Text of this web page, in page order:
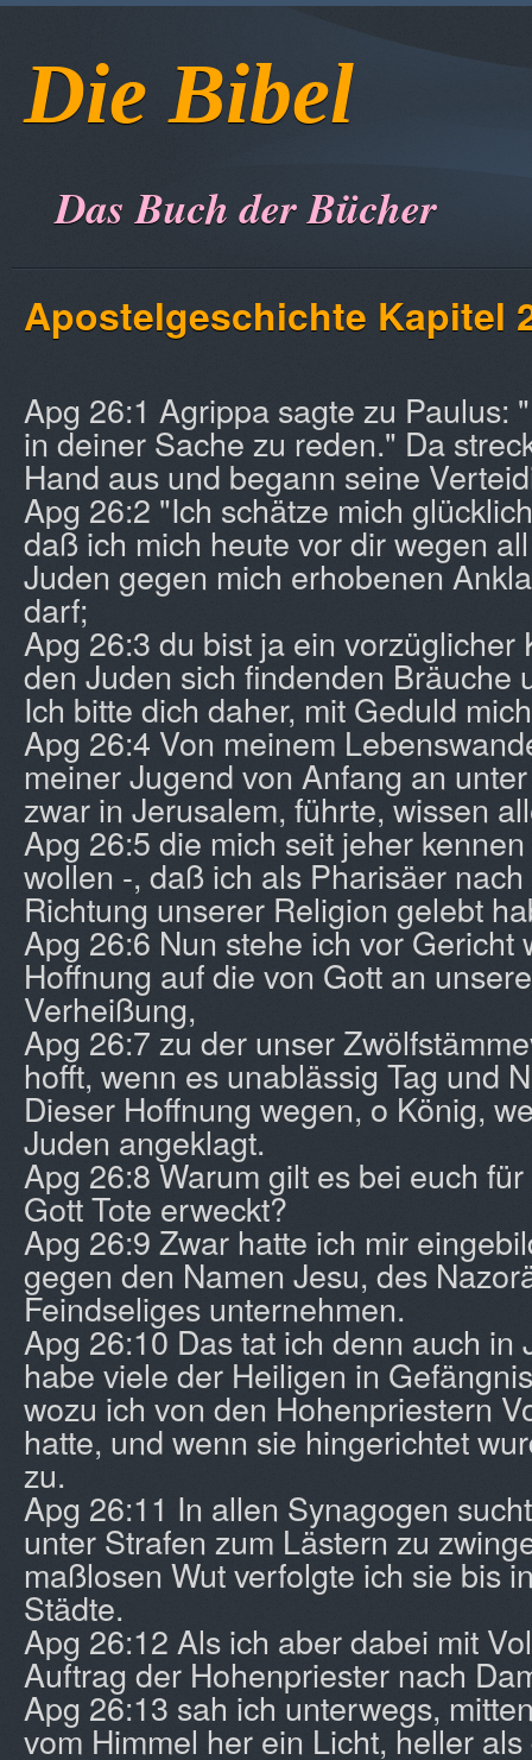
Die Bibel
Das Buch der Bücher
Apostelgeschichte Kapitel
Apg 26:1 Agrippa sagte zu Paulus:
in deiner Sache zu reden." Da
Hand aus und begann seine
Apg 26:2 "Ich schätze mich
daß ich mich heute vor dir wegen
Juden gegen mich erhobenen
darf;
Apg 26:3 du bist ja ein vorzüglicher
den Juden sich findenden Bräuche
Ich bitte dich daher, mit Geduld
Apg 26:4 Von meinem
meiner Jugend von Anfang an
zwar in Jerusalem, führte, wissen
Apg 26:5 die mich seit jeher
wollen -, daß ich als Pharisäer
Richtung unserer Religion gelebt
Apg 26:6 Nun stehe ich vor Gericht
Hoffnung auf die von Gott an
Verheißung,
Apg 26:7 zu der unser
hofft, wenn es unablässig Tag und
Dieser Hoffnung wegen, o König,
Juden angeklagt.
Apg 26:8 Warum gilt es bei euch
Gott Tote erweckt?
Apg 26:9 Zwar hatte ich mir
gegen den Namen Jesu, des
Feindseliges unternehmen.
Apg 26:10 Das tat ich denn auch in
habe viele der Heiligen in
wozu ich von den Hohenpriestern
hatte, und wenn sie hingerichtet
zu.
Apg 26:11 In allen Synagogen
unter Strafen zum Lästern zu
maßlosen Wut verfolgte ich sie bis
Städte.
Apg 26:12 Als ich aber dabei mit
Auftrag der Hohenpriester nach
Apg 26:13 sah ich unterwegs,
vom Himmel her ein Licht, heller